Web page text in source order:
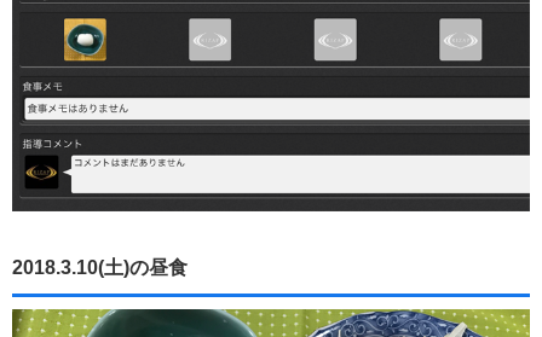
2018.3.10(土)の昼食